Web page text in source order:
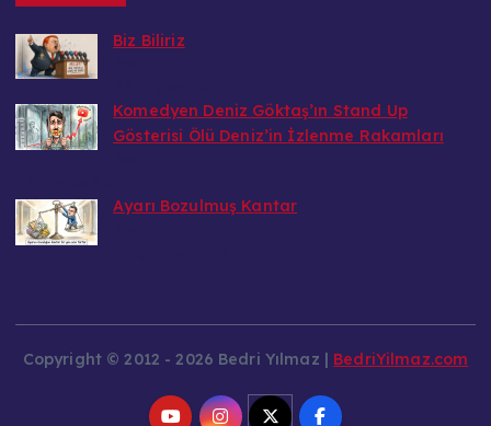
Biz Biliriz
Komedyen Deniz Göktaş’ın Stand Up
Gösterisi Ölü Deniz’in İzlenme Rakamları
Ayarı Bozulmuş Kantar
Copyright © 2012 - 2026 Bedri Yılmaz | BedriYilmaz.com